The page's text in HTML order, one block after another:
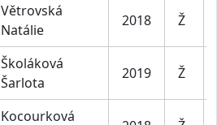
Větrovská
Natálie
2018 Ž
Školáková
Šarlota
2019 Ž
Kocourková